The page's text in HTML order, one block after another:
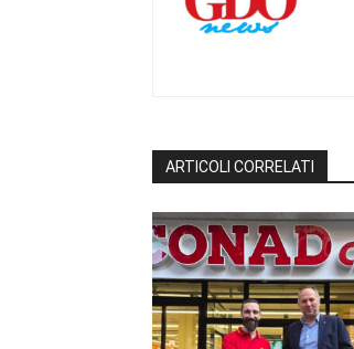
ARTICOLI CORRELATI